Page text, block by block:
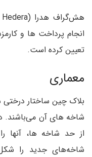
هش‌گراف هدرا (Hashgraph Hedera)،
انجام پرداخت ها و
تعیین کرده است.
معماری
بلاک چین ساختار درختی
شاخه های آن می‌باشند.
از حد شاخه ها، آنها
شاخه‌های جدید را